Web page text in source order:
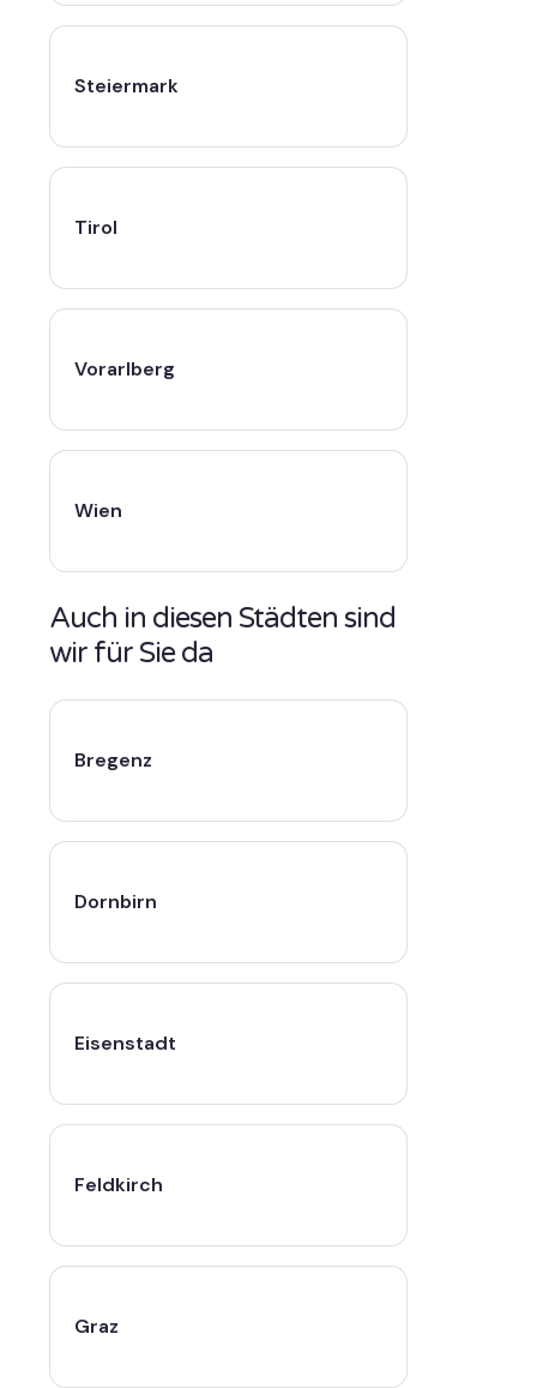
Steiermark
Tirol
Vorarlberg
Wien
Auch in diesen Städten sind
wir für Sie da
Bregenz
Dornbirn
Eisenstadt
Feldkirch
Graz